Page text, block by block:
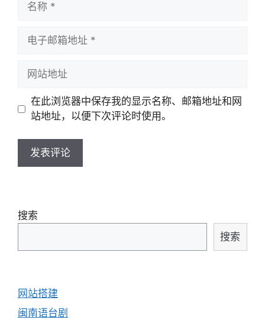
址
址
在此浏览器中保存我的显示名称、邮箱地址和网
站地址，以便下次评论时使用。
搜索
搜索
网站搭建
闽南语台剧